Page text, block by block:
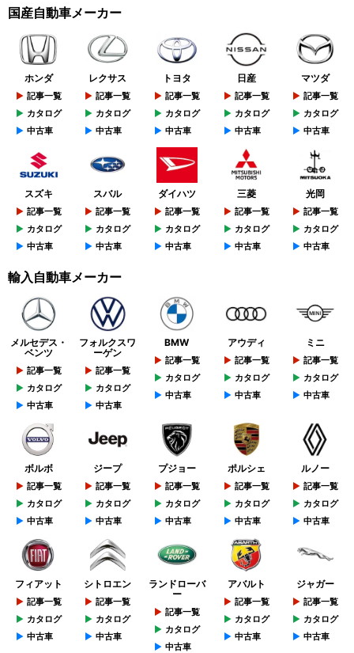
国産自動車メーカー
ホンダ
記事一覧
カタログ
中古車
レクサス
記事一覧
カタログ
中古車
トヨタ
記事一覧
カタログ
中古車
日産
記事一覧
カタログ
中古車
マツダ
記事一覧
カタログ
中古車
スズキ
記事一覧
カタログ
中古車
スバル
記事一覧
カタログ
中古車
ダイハツ
記事一覧
カタログ
中古車
三菱
記事一覧
カタログ
中古車
光岡
記事一覧
カタログ
中古車
輸入自動車メーカー
メルセデス・
ベンツ
記事一覧
カタログ
中古車
フォルクスワ
ーゲン
記事一覧
カタログ
中古車
BMW
記事一覧
カタログ
中古車
アウディ
記事一覧
カタログ
中古車
ミニ
記事一覧
カタログ
中古車
ボルボ
記事一覧
カタログ
中古車
ジープ
記事一覧
カタログ
中古車
プジョー
記事一覧
カタログ
中古車
ポルシェ
記事一覧
カタログ
中古車
ルノー
記事一覧
カタログ
中古車
フィアット
記事一覧
カタログ
中古車
シトロエン
記事一覧
カタログ
中古車
ランドローバ
ー
記事一覧
カタログ
中古車
アバルト
記事一覧
カタログ
中古車
ジャガー
記事一覧
カタログ
中古車